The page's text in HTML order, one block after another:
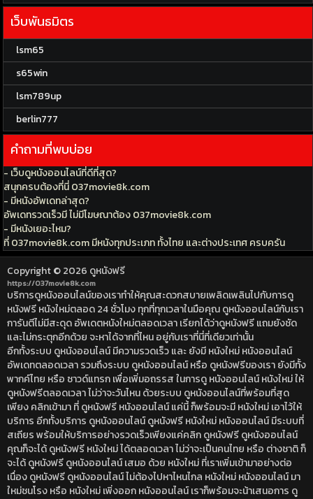
เว็บพันธมิตร
lsm65
s65win
lsm789up
berlin777
คำถามที่พบบ่อย
- เว็บดูหนังออนไลน์ที่ดีที่สุด?
สนุกครบต้องที่นี่ 037movie8k.com
- มีหนังอัพเดทล่าสุด?
อัพเดทรวดเร็วมี ไม่มีโฆษณาต้อง 037movie8k.com
- มีหนังเยอะไหม?
ที่ 037movie8k.com มีหนังทุกประเภท ทั้งไทย และต่างประเทศ ครบครัน
Copyright © 2026 ดูหนังฟรี
https://037movie8k.com
บริการดูหนังออนไลน์ของเราทำให้คุณสะดวกสบายเพลิดเพลินไปกับการดู
หนังฟรี หนังใหม่ตลอด 24 ชั่วโมง ทุกที่ทุกเวลาในมือคุณ ดูหนังออนไลน์กับเรา
การันตีไม่มีสะดุด อัพเดตหนังใหม่ตลอดเวลา เรียกได้ว่าดูหนังฟรี แถมยังชัด
และไม่กระตุกอีกด้วย จะหาได้จากที่ไหน อยู่กับเราที่นี่ที่เดียวเท่านั้น
อีกทั้งระบบ ดูหนังออนไลน์ มีความรวดเร็ว และ ยังมี หนังใหม่ หนังออนไลน์
อัพเดทตลอดเวลา รวมถึงระบบ ดูหนังออนไลน์ หรือ ดูหนังฟรีของเรา ยังมีทั้ง
พากค์ไทย หรือ ซาวด์แทรก เพื่อเพิ่มอถรรส ในการดู หนังออนไลน์ หนังใหม่ ให้
ดูหนังฟรีตลอดเวลา ไม่ว่าจะวันไหน ด้วยระบบ ดูหนังออนไลน์ที่พร้อมที่สุด
เพียง คลิกเข้ามา ที่ ดูหนังฟรี หนังออนไลน์ แค่นี้ ก็พร้อมจะมี หนังใหม่ เอาไว้ให้
บริการ อีกทั้งบริการ ดูหนังออนไลน์ ดูหนังฟรี หนังใหม่ หนังออนไลน์ มีระบบที่
สเถียร พร้อมให้บริการอย่างรวดเร็วเพียงแค่คลิก ดูหนังฟรี ดูหนังออนไลน์
คุณก็จะได้ ดูหนังฟรี หนังใหม่ ได้ตลอดเวลา ไม่ว่าจะเป็นคนไทย หรือ ต่างชาติ ก็
จะได้ ดูหนังฟรี ดูหนังออนไลน์ เสมอ ด้วย หนังใหม่ ที่เราเพิ่มเข้ามาอย่างต่อ
เนื่อง ดูหนังฟรี ดูหนังออนไลน์ ไม่ต้องไปหาไหนไกล หนังใหม่ หนังออนไลน์ มา
ใหม่ชนโรง หรือ หนังใหม่ เพิ่งออก หนังออนไลน์ เราก็พร้อมจะน้าเสนอการ ดู